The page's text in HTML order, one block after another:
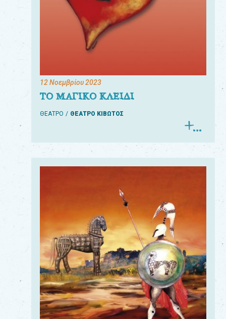
12 Νοεμβρίου 2023
ΤΟ ΜΑΓΙΚΟ ΚΛΕΙΔΙ
ΘΕΑΤΡΟ ΘΕΑΤΡΟ ΚΙΒΩΤΟΣ